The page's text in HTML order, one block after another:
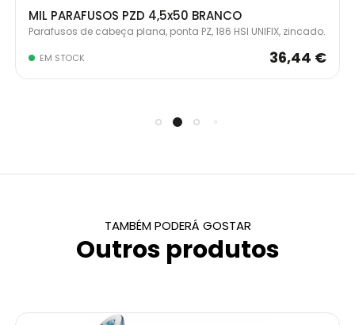
MIL PARAFUSOS PZD 4,5x50 BRANCO
Parafusos de cabeça plana, ponta PZ, 186 HSI UNIFIX, zincado.
EM STOCK 36,44 €
TAMBÉM PODERÁ GOSTAR
Outros produtos